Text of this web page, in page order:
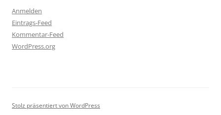
Anmelden
Eintrags-Feed
Kommentar-Feed
WordPress.org
Stolz präsentiert von WordPress